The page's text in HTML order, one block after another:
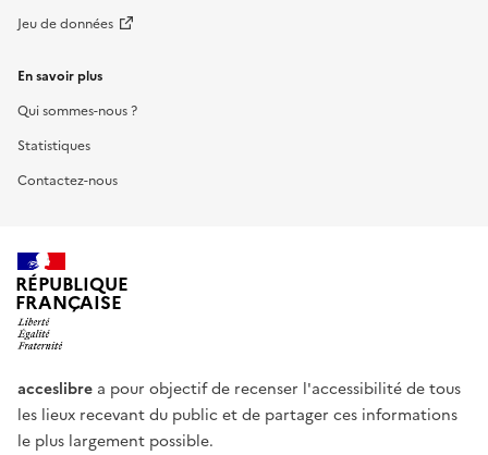
Jeu de données
En savoir plus
Qui sommes-nous ?
Statistiques
Contactez-nous
RÉPUBLIQUE
FRANÇAISE
acceslibre a pour objectif de recenser l'accessibilité de tous
les lieux recevant du public et de partager ces informations
le plus largement possible.